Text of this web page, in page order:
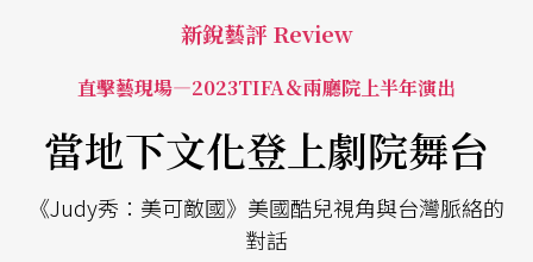
新銳藝評 Review
直擊藝現場—2023TIFA＆兩廳院上半年演出
當地下文化登上劇院舞台
《Judy秀：美可敵國》美國酷兒視角與台灣脈絡的
對話